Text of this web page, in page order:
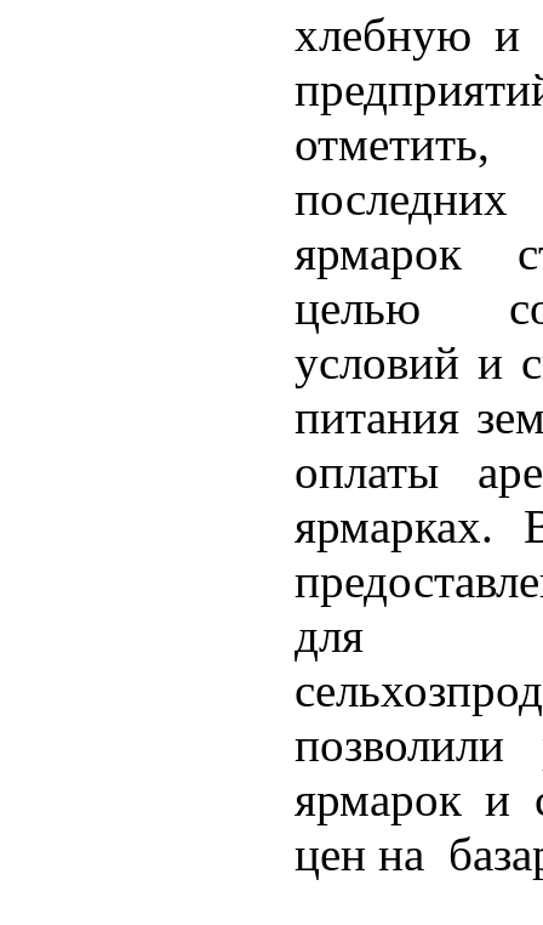
хлебную и
ярмарок
целью
условий и
питания
оплаты
ярмарках.
для
позволили
ярмарок и
цен на